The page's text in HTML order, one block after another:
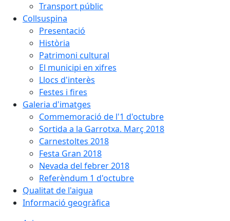
Transport públic
Collsuspina
Presentació
Història
Patrimoni cultural
El municipi en xifres
Llocs d'interès
Festes i fires
Galeria d'imatges
Commemoració de l'1 d'octubre
Sortida a la Garrotxa. Març 2018
Carnestoltes 2018
Festa Gran 2018
Nevada del febrer 2018
Referèndum 1 d'octubre
Qualitat de l'aigua
Informació geogràfica